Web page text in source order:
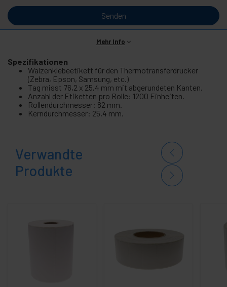
Senden
Mehr Info
Spezifikationen
Walzenklebeetikett für den Thermotransferdrucker
(Zebra, Epson, Samsung, etc.)
Tag misst 76,2 x 25,4 mm mit abgerundeten Kanten.
Anzahl der Etiketten pro Rolle: 1200 Einheiten.
Rollendurchmesser: 82 mm.
Kerndurchmesser: 25,4 mm.
Verwandte
Produkte